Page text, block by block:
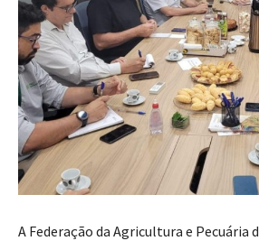
A Federação da Agricultura e Pecuária